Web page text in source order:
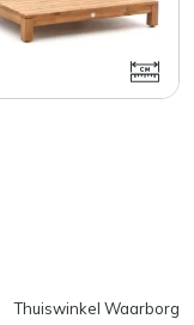
Thuiswinkel Waarborg